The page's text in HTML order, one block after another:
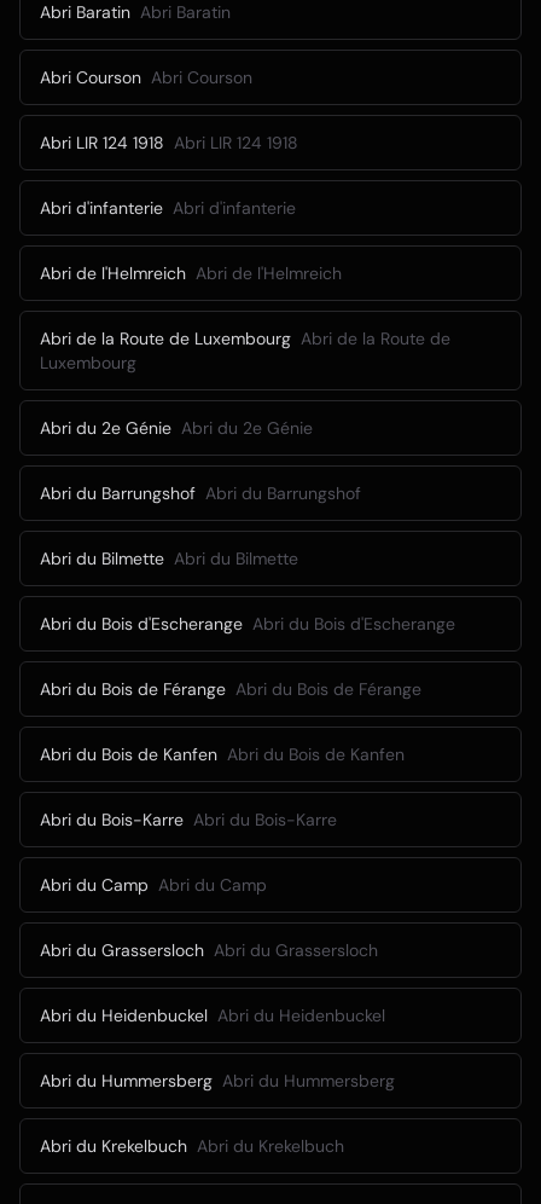
Abri Baratin Abri Baratin
Abri Courson Abri Courson
Abri LIR 124 1918 Abri LIR 124 1918
Abri d'infanterie Abri d'infanterie
Abri de l'Helmreich Abri de l'Helmreich
Abri de la Route de Luxembourg Abri de la Route de
Luxembourg
Abri du 2e Génie Abri du 2e Génie
Abri du Barrungshof Abri du Barrungshof
Abri du Bilmette Abri du Bilmette
Abri du Bois d'Escherange Abri du Bois d'Escherange
Abri du Bois de Férange Abri du Bois de Férange
Abri du Bois de Kanfen Abri du Bois de Kanfen
Abri du Bois-Karre Abri du Bois-Karre
Abri du Camp Abri du Camp
Abri du Grassersloch Abri du Grassersloch
Abri du Heidenbuckel Abri du Heidenbuckel
Abri du Hummersberg Abri du Hummersberg
Abri du Krekelbuch Abri du Krekelbuch